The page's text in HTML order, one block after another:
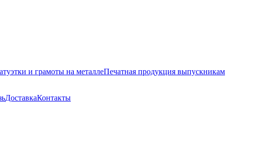
и грамоты на металлеПечатная продукция выпускникам
ДоставкаКонтакты